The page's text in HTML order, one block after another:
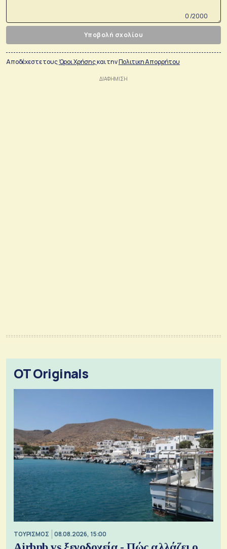
0 /2000
Υποβολή σχολίου
Αποδέχεστε τουςΌροι Χρήσηςκαι τηνΠολιτικη Απορρήτου
OT Originals
ΤΟΥΡΙΣΜΟΣ 08.08.2026, 15:00